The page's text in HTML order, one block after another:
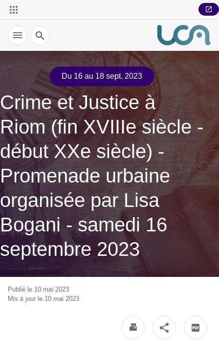
Recherche
Du 16 au 18 sept. 2023
Crime et Justice à
Riom (fin XVIIIe siècle -
début XXe siècle) -
Promenade urbaine
organisée par Lisa
Bogani - samedi 16
septembre 2023
Publié le 10 mai 2023
Mis à jour le 10 mai 2023